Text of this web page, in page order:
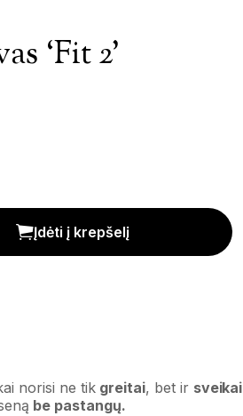
‘Fit 2’
Įdėti į krepšelį
norisi ne tikgreitai, bet ir sveikai
be pastangų.